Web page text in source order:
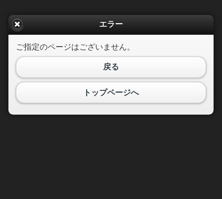
エラー
ご指定のページはございません。
戻る
トップページへ